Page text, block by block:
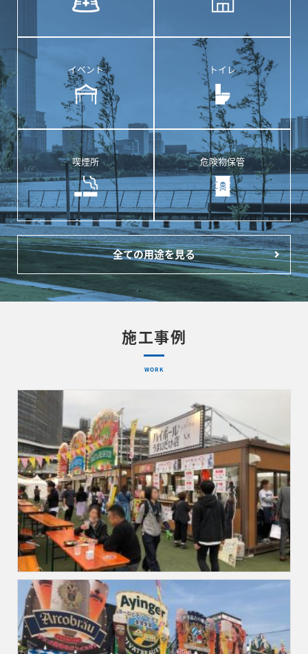
イベント トイレ
喫煙所 危険物保管
全ての用途を見る
施工事例
WORK